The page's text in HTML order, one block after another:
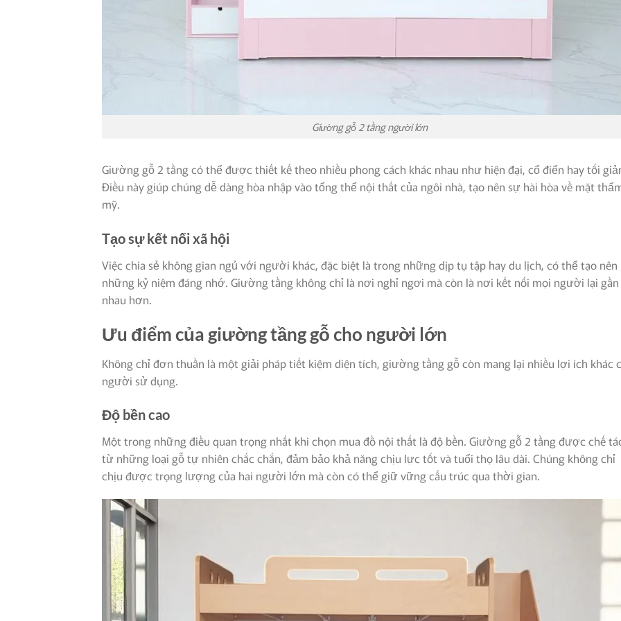
Giường gỗ 2 tầng người lớn
Giường gỗ 2 tầng có thể được thiết kế theo nhiều phong cách khác nhau như hiện đại, cổ điển hay tối
Điều này giúp chúng dễ dàng hòa nhập vào tổng thể nội thất của ngôi nhà, tạo nên sự hài hòa về mặt
mỹ.
Tạo sự kết nối xã hội
Việc chia sẻ không gian ngủ với người khác, đặc biệt là trong những dịp tụ tập hay du lịch, có thể tạo nên
những kỷ niệm đáng nhớ. Giường tầng không chỉ là nơi nghỉ ngơi mà còn là nơi kết nối mọi người lại gần
nhau hơn.
Ưu điểm của giường tầng gỗ cho người lớn
Không chỉ đơn thuần là một giải pháp tiết kiệm diện tích, giường tầng gỗ còn mang lại nhiều lợi ích khác
người sử dụng.
Độ bền cao
Một trong những điều quan trọng nhất khi chọn mua đồ nội thất là độ bền. Giường gỗ 2 tầng được chế
từ những loại gỗ tự nhiên chắc chắn, đảm bảo khả năng chịu lực tốt và tuổi thọ lâu dài. Chúng không chỉ
chịu được trọng lượng của hai người lớn mà còn có thể giữ vững cấu trúc qua thời gian.